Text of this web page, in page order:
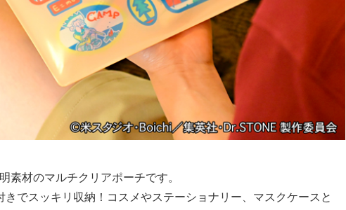
素材のマルチクリアポーチです。
きでスッキリ収納！コスメやステーショナリー、マスクケースと